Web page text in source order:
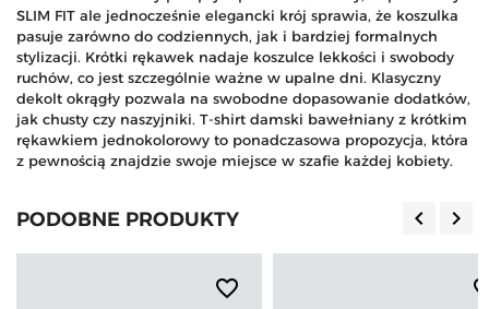
SLIM FIT ale jednocześnie elegancki krój sprawia, że koszulka
pasuje zarówno do codziennych, jak i bardziej formalnych
stylizacji. Krótki rękawek nadaje koszulce lekkości i swobody
ruchów, co jest szczególnie ważne w upalne dni. Klasyczny
dekolt okrągły pozwala na swobodne dopasowanie dodatków,
jak chusty czy naszyjniki. T-shirt damski bawełniany z krótkim
rękawkiem jednokolorowy to ponadczasowa propozycja, która
z pewnością znajdzie swoje miejsce w szafie każdej kobiety.
PODOBNE PRODUKTY keyboard_arrow_left keyboard_arrow_right
favorite_border